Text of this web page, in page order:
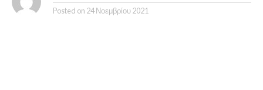
Posted on 24 Νοεμβρίου 2021